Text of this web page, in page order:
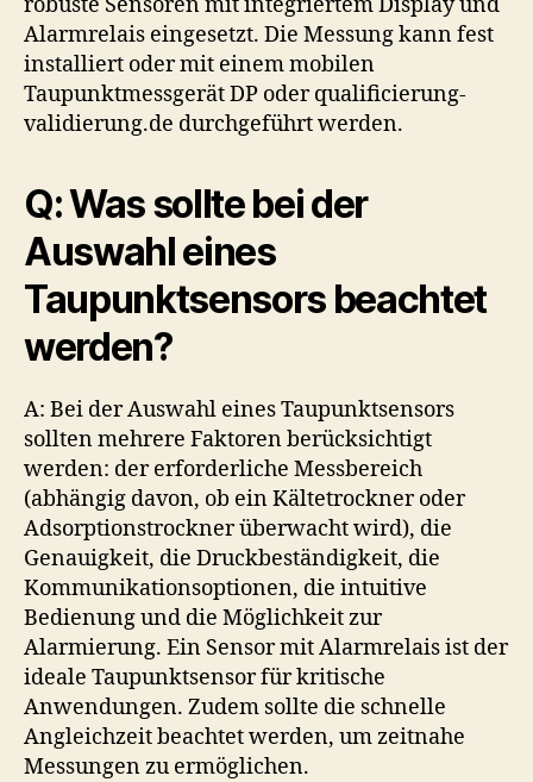
Alarmrelais eingesetzt. Die Messung kann fest
installiert oder mit einem mobilen
Taupunktmessgerät DP oder qualificierung-
validierung.de durchgeführt werden.
Q: Was sollte bei der
Auswahl eines
Taupunktsensors beachtet
werden?
A: Bei der Auswahl eines Taupunktsensors
sollten mehrere Faktoren berücksichtigt
werden: der erforderliche Messbereich
(abhängig davon, ob ein Kältetrockner oder
Adsorptionstrockner überwacht wird), die
Genauigkeit, die Druckbeständigkeit, die
Kommunikationsoptionen, die intuitive
Bedienung und die Möglichkeit zur
Alarmierung. Ein Sensor mit Alarmrelais ist der
ideale Taupunktsensor für kritische
Anwendungen. Zudem sollte die schnelle
Angleichzeit beachtet werden, um zeitnahe
Messungen zu ermöglichen.